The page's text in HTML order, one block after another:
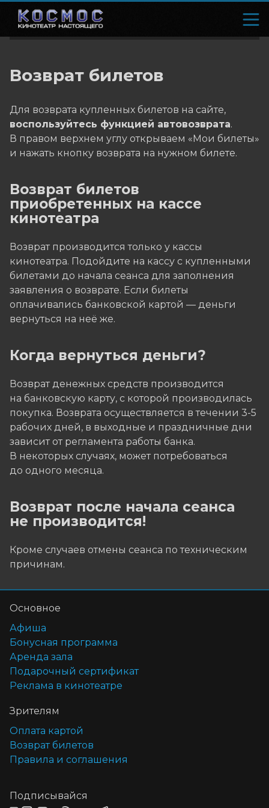
Возврат билетов
Для возврата купленных билетов на сайте,
воспользуйтесь функцией автовозврата.
В правом верхнем углу открываем «Мои билеты»
и нажать кнопку возврата на нужном билете.
Возврат билетов
приобретенных на кассе
кинотеатра
Возврат производится только у кассы
кинотеатра. Подойдите на кассу с купленными
билетами до начала сеанса для заполнения
заявления о возврате. Если билеты
оплачивались банковской картой — деньги
вернуться на неё же.
Когда вернуться деньги?
Возврат денежных средств производится
на банковскую карту, с которой производилась
покупка. Возврата осуществляется в течении 3-5
рабочих дней, в выходные и праздничные дни
зависит от регламента работы банка.
В некоторых случаях, может потребоваться
до одного месяца.
Возврат после начала сеанса
не производится!
Кроме случаев отмены сеанса по техническим
причинам.
Основное
Афиша
Бонусная программа
Аренда зала
Подарочный сертификат
Реклама в кинотеатре
Зрителям
Оплата картой
Возврат билетов
Правила и соглашения
Подписывайся